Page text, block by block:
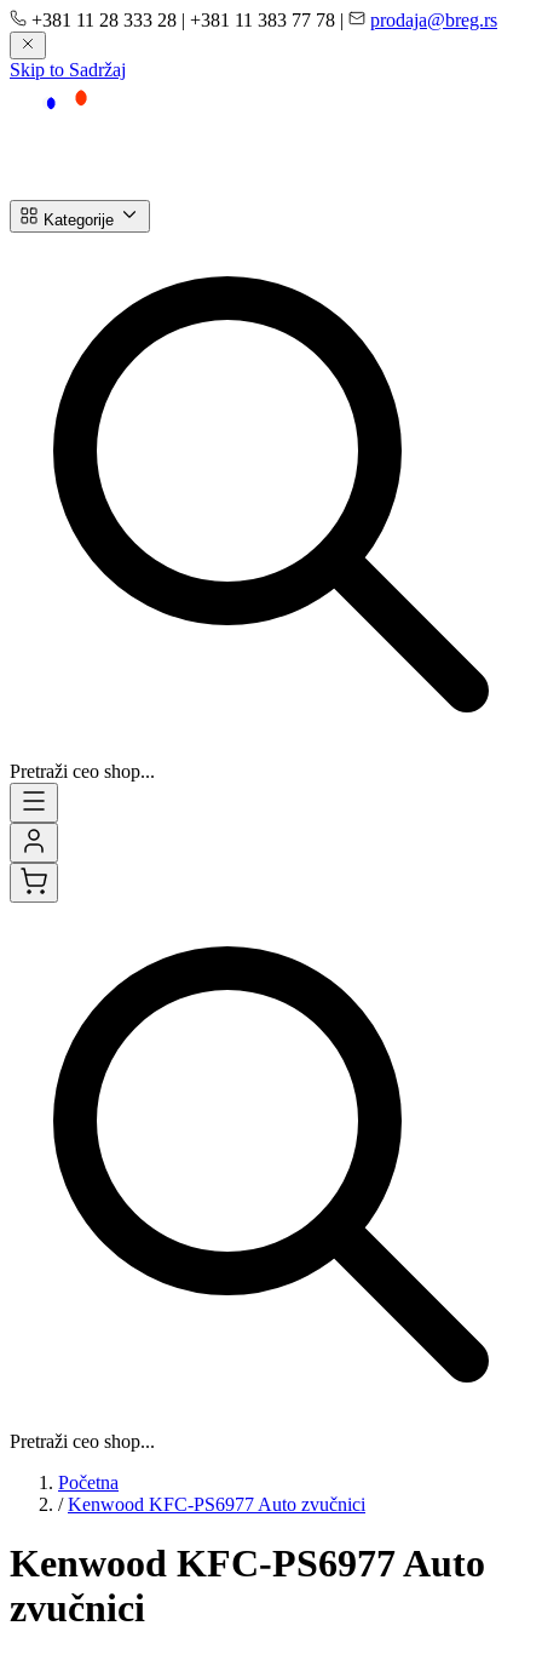
+381 11 28 333 28 | +381 11 383 77 78 | prodaja@breg.rs
Skip to Sadržaj
Kategorije
Pretraži ceo shop...
Pretraži ceo shop...
Početna
/ Kenwood KFC-PS6977 Auto zvučnici
Kenwood KFC-PS6977 Auto
zvučnici